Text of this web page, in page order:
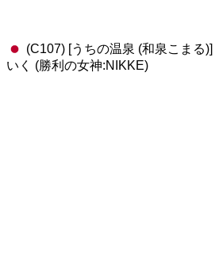
(C107) [うちの温泉 (和泉こまる
いく (勝利の女神:NIKKE)